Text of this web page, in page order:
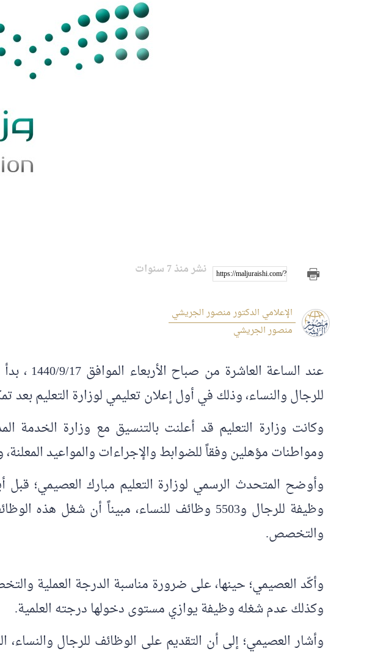
https://maljuraishi.com/?p=1074 نشر منذ 7 سنوات
الإعلامي الدكتور منصور الجريشي
منصور الجريشي
للرجال والنساء، وذلك في أول إعلان تعليمي لوزارة التعليم بعد
ومواطنات مؤهلين وفقاً للضوابط والإجراءات والمواعيد المعلنة، وذلك
وظيفة للرجال و5503 وظائف للنساء، مبيناً أن
والتخصص.
وأكّد العصيمي؛ حينها، على ضرورة مناسبة الدرجة العملية
وكذلك عدم شغله وظيفة يوازي مستوى دخولها درجته العلمية.